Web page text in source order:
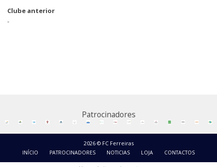
Clube anterior
-
Patrocinadores
2026 © FC Ferreiras
INÍCIO PATROCINADORES NOTICIAS LOJA CONTACTOS